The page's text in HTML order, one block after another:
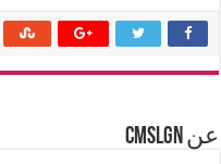
عن cmslgn